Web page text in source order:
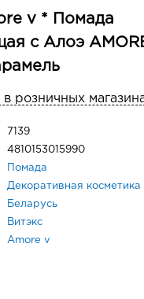
v * Помада
с Алоэ
розничных
7139
4810153015990
Помада
Декоративная косметика
Беларусь
Витэкс
Amore v